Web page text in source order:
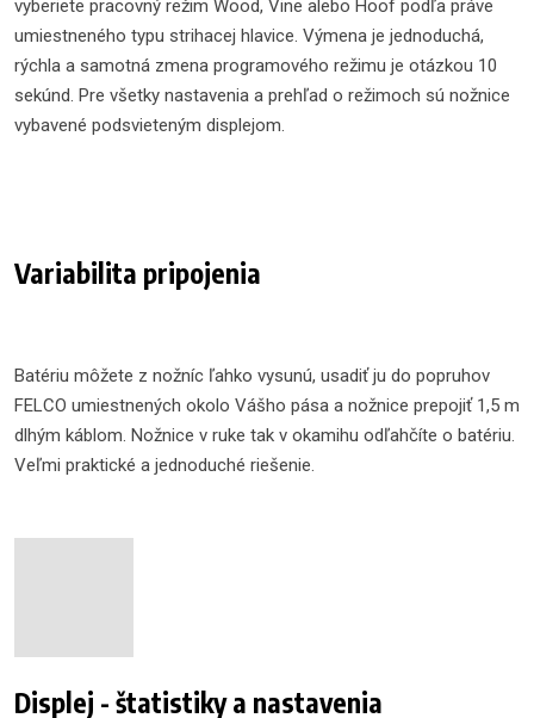
vyberiete pracovný režim Wood, Vine alebo Hoof podľa práve
umiestneného typu strihacej hlavice. Výmena je jednoduchá,
rýchla a samotná zmena programového režimu je otázkou 10
sekúnd. Pre všetky nastavenia a prehľad o režimoch sú nožnice
vybavené podsvieteným displejom.
Variabilita pripojenia
Batériu môžete z nožníc ľahko vysunú, usadiť ju do popruhov
FELCO umiestnených okolo Vášho pása a nožnice prepojiť 1,5 m
dlhým káblom. Nožnice v ruke tak v okamihu odľahčíte o batériu.
Veľmi praktické a jednoduché riešenie.
Displej - štatistiky a nastavenia